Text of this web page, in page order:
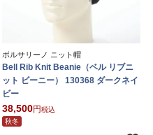
ボルサリーノ ニット帽
Bell Rib Knit Beanie（ベル リブニ
ット ビーニー） 130368 ダークネイ
ビー
38,500
税込
秋冬